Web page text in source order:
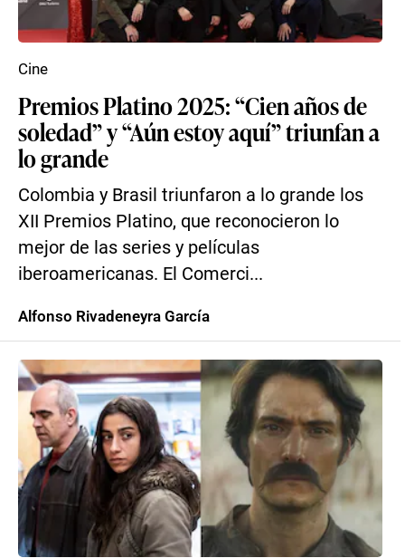
Premios Platino 2025: “Cien años de
soledad” y “Aún estoy aquí” triunfan a
lo grande
Colombia y Brasil triunfaron a lo grande los
XII Premios Platino, que reconocieron lo
mejor de las series y películas
iberoamericanas. El Comerci...
Cine
Alfonso Rivadeneyra García